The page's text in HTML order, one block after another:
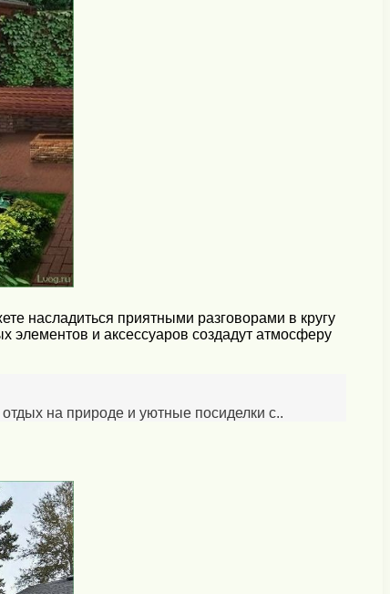
насладиться приятными разговорами в кругу
элементов и аксессуаров создадут атмосферу
на природе и уютные посиделки с..